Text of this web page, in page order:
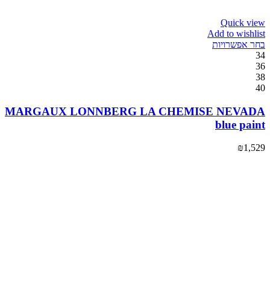
Quick view
Add to wishlist
בחר אפשרויות
34
36
38
40
MARGAUX LONNBERG LA CHEMISE NEVADA
blue paint
₪1,529